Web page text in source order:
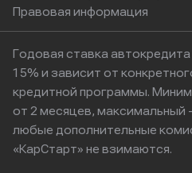
Правовая информация
Годовая ставка
15% и зависит от
кредитной программы.
от 2 месяцев, максимальный
любые дополнительные
«КарСтарт» не взимаются.